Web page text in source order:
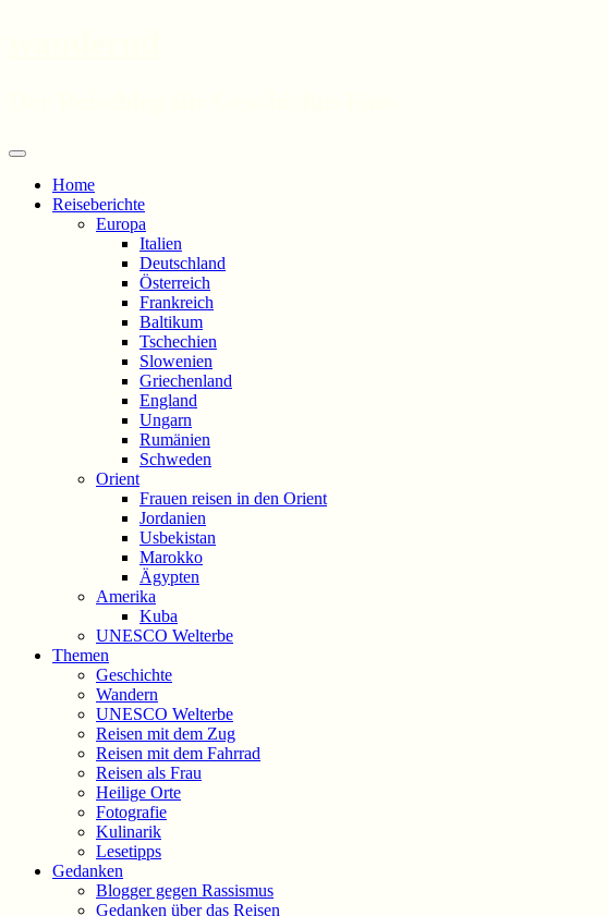
Menü
springen
Home
Reiseberichte
Europa
Italien
Deutschland
Österreich
Frankreich
Baltikum
Tschechien
Slowenien
Griechenland
England
Ungarn
Rumänien
Schweden
Orient
Frauen reisen in den Orient
Jordanien
Usbekistan
Marokko
Ägypten
Amerika
Kuba
UNESCO Welterbe
Themen
Geschichte
Wandern
UNESCO Welterbe
Reisen mit dem Zug
Reisen mit dem Fahrrad
Reisen als Frau
Heilige Orte
Fotografie
Kulinarik
Lesetipps
Gedanken
Blogger gegen Rassismus
Gedanken über das Reisen